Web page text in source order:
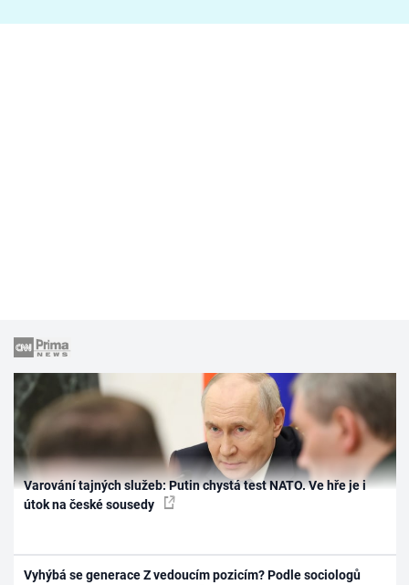
Varování tajných služeb: Putin chystá test NATO. Ve hře je i
útok na české sousedy
Vyhýbá se generace Z vedoucím pozicím? Podle sociologů